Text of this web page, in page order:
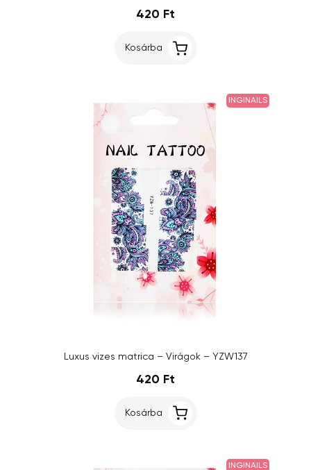
420 Ft
Kosárba
INGINAILS
Luxus vizes matrica – Virágok – YZW137
420 Ft
Kosárba
INGINAILS